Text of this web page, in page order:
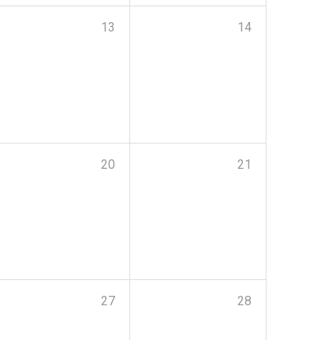
13 14
20 21
27 28